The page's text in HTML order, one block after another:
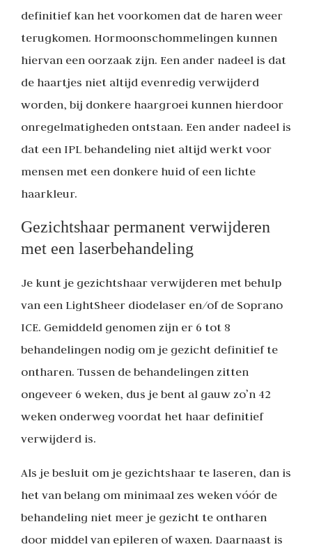
definitief kan het voorkomen dat de haren weer
terugkomen. Hormoonschommelingen kunnen
hiervan een oorzaak zijn. Een ander nadeel is dat
de haartjes niet altijd evenredig verwijderd
worden, bij donkere haargroei kunnen hierdoor
onregelmatigheden ontstaan. Een ander nadeel is
dat een IPL behandeling niet altijd werkt voor
mensen met een donkere huid of een lichte
haarkleur.
Gezichtshaar permanent verwijderen
met een laserbehandeling
Je kunt je gezichtshaar verwijderen met behulp
van een LightSheer diodelaser en/of de Soprano
ICE. Gemiddeld genomen zijn er 6 tot 8
behandelingen nodig om je gezicht definitief te
ontharen. Tussen de behandelingen zitten
ongeveer 6 weken, dus je bent al gauw zo’n 42
weken onderweg voordat het haar definitief
verwijderd is.
Als je besluit om je gezichtshaar te laseren, dan is
het van belang om minimaal zes weken vóór de
behandeling niet meer je gezicht te ontharen
door middel van epileren of waxen. Daarnaast is